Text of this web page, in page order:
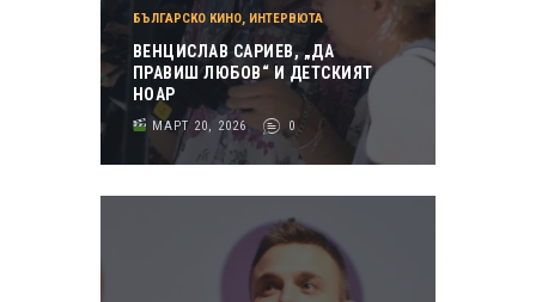
БЪЛГАРСКО КИНО, ИНТЕРВЮТА
ВЕНЦИСЛАВ САРИЕВ, „ДА
ПРАВИШ ЛЮБОВ“ И ДЕТСКИЯТ
НОАР
МАРТ 20, 2026 0